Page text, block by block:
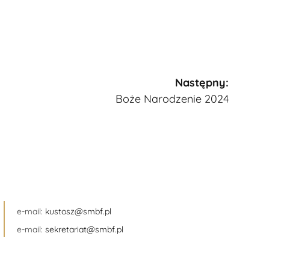
Następny:
Boże Narodzenie 2024
e-mail: kustosz@smbf.pl
e-mail: sekretariat@smbf.pl